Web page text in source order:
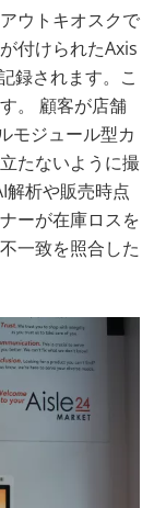
ウトキオスクで
付けられたAxis
録されます。こ
。 顧客が店舗
モジュール型カ
たないように撮
析や販売時点
ーが在庫ロスを
一致を照合した